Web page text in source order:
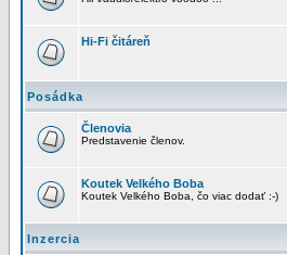
Hi-Fi čitáreň
Posádka
Členovia
Predstavenie členov.
Koutek Velkého Boba
Koutek Velkého Boba, čo viac dodať :-)
Inzercia